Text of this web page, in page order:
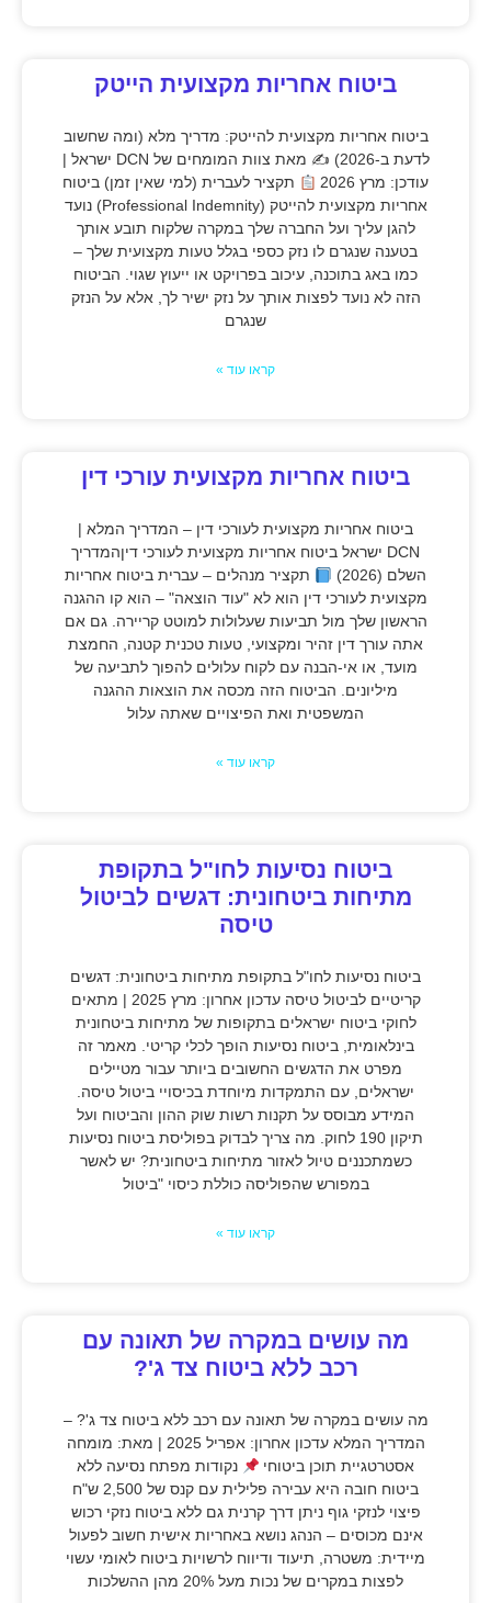
ביטוח אחריות מקצועית הייטק
ביטוח אחריות מקצועית להייטק: מדריך מלא (ומה שחשוב
לדעת ב-2026) ✍
מאת צוות המומחים של DCN ישראל |
עודכן: מרץ 2026
תקציר לעברית (למי שאין זמן) ביטוח
אחריות מקצועית להייטק (Professional Indemnity) נועד
להגן עליך ועל החברה שלך במקרה שלקוח תובע אותך
בטענה שנגרם לו נזק כספי בגלל טעות מקצועית שלך –
כמו באג בתוכנה, עיכוב בפרויקט או ייעוץ שגוי. הביטוח
הזה לא נועד לפצות אותך על נזק ישיר לך, אלא על הנזק
שנגרם
קראו עוד »
ביטוח אחריות מקצועית עורכי דין
ביטוח אחריות מקצועית לעורכי דין – המדריך המלא |
DCN ישראל ביטוח אחריות מקצועית לעורכי דיןהמדריך
השלם (2026)
תקציר מנהלים – עברית ביטוח אחריות
מקצועית לעורכי דין הוא לא "עוד הוצאה" – הוא קו ההגנה
הראשון שלך מול תביעות שעלולות למוטט קריירה. גם אם
אתה עורך דין זהיר ומקצועי, טעות טכנית קטנה, החמצת
מועד, או אי-הבנה עם לקוח עלולים להפוך לתביעה של
מיליונים. הביטוח הזה מכסה את הוצאות ההגנה
המשפטית ואת הפיצויים שאתה עלול
קראו עוד »
ביטוח נסיעות לחו"ל בתקופת
מתיחות ביטחונית: דגשים לביטול
טיסה
ביטוח נסיעות לחו"ל בתקופת מתיחות ביטחונית: דגשים
קריטיים לביטול טיסה עדכון אחרון: מרץ 2025 | מתאים
לחוקי ביטוח ישראלים בתקופות של מתיחות ביטחונית
בינלאומית, ביטוח נסיעות הופך לכלי קריטי. מאמר זה
מפרט את הדגשים החשובים ביותר עבור מטיילים
ישראלים, עם התמקדות מיוחדת בכיסויי ביטול טיסה.
המידע מבוסס על תקנות רשות שוק ההון והביטוח ועל
תיקון 190 לחוק. מה צריך לבדוק בפוליסת ביטוח נסיעות
כשמתכננים טיול לאזור מתיחות ביטחונית? יש לאשר
במפורש שהפוליסה כוללת כיסוי "ביטול
קראו עוד »
מה עושים במקרה של תאונה עם
רכב ללא ביטוח צד ג'?
מה עושים במקרה של תאונה עם רכב ללא ביטוח צד ג'? –
המדריך המלא עדכון אחרון: אפריל 2025 | מאת: מומחה
אסטרטגיית תוכן ביטוחי
נקודות מפתח נסיעה ללא
ביטוח חובה היא עבירה פלילית עם קנס של 2,500 ש"ח
פיצוי לנזקי גוף ניתן דרך קרנית גם ללא ביטוח נזקי רכוש
אינם מכוסים – הנהג נושא באחריות אישית חשוב לפעול
מיידית: משטרה, תיעוד ודיווח לרשויות ביטוח לאומי עשוי
לפצות במקרים של נכות מעל 20% מהן ההשלכות